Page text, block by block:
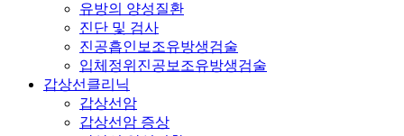
유방의 양성질환
진단 및 검사
진공흡인보조유방생검술
입체정위진공보조유방생검술
갑상선클리닉
갑상선암
갑상선암 증상